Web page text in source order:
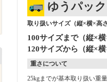
ゆうパック
取り扱いサイズ（縦×横×高
100サイズまで（縦×
120サイズから（縦×
重さについて
25kgまでが基本取り扱い重